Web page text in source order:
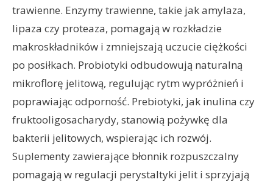
trawienne. Enzymy trawienne, takie jak amylaza,
lipaza czy proteaza, pomagają w rozkładzie
makroskładników i zmniejszają uczucie ciężkości
po posiłkach. Probiotyki odbudowują naturalną
mikroflorę jelitową, regulując rytm wypróżnień i
poprawiając odporność. Prebiotyki, jak inulina czy
fruktooligosacharydy, stanowią pożywkę dla
bakterii jelitowych, wspierając ich rozwój.
Suplementy zawierające błonnik rozpuszczalny
pomagają w regulacji perystaltyki jelit i sprzyjają